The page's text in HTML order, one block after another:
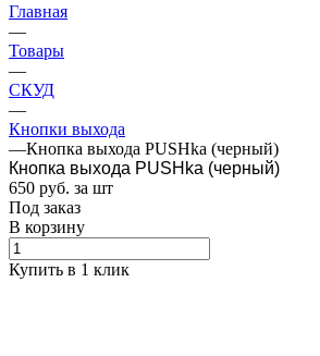
Главная
—
Товары
—
СКУД
—
Кнопки выхода
—Кнопка выхода PUSHka (черный)
Кнопка выхода PUSHka (черный)
650 руб. за шт
Под заказ
В корзину
Купить в 1 клик